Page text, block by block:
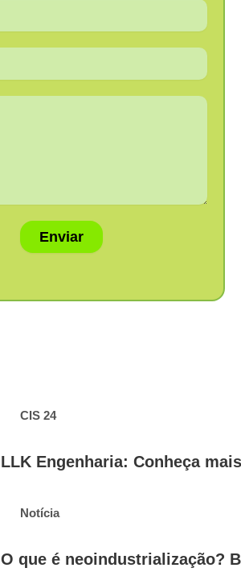
Enviar
CIS 24
LLK Engenharia: Conheça
Notícia
O que é neoindustrialização?